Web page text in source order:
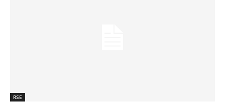
RSE